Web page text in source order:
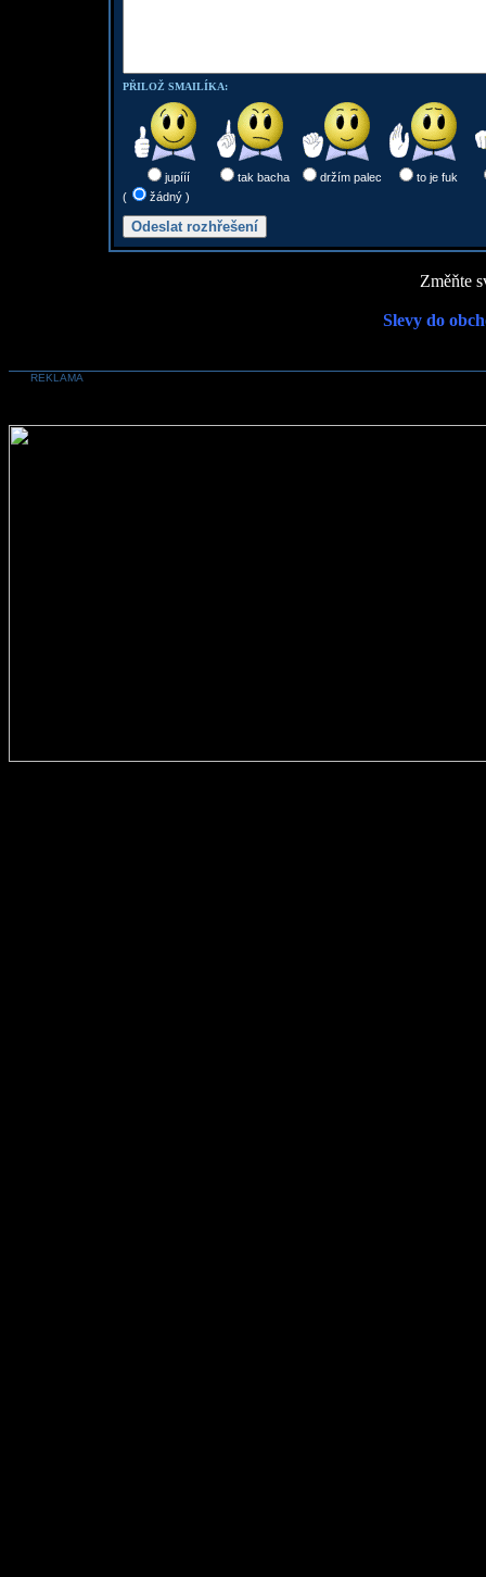
PŘILOŽ SMAILÍKA:
jupííí tak bacha držím palec
to je fuk
(
žádný )
Změňte
Slevy do
REKLAMA